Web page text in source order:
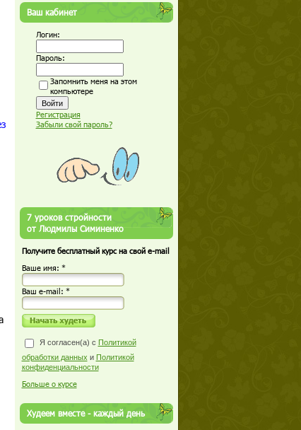
Ваш кабинет
Логин:
Пароль:
Запомнить меня на этом
компьютере
Регистрация
Забыли свой пароль?
7 уроков стройности
от Людмилы Симиненко
Получите бесплатный курс на свой e-mail
Ваше имя: *
Ваш е-mail: *
Я согласен(а) с Политикой
обработки данных и Политикой
конфиденциальности
Больше о курсе
Худеем вместе - каждый день